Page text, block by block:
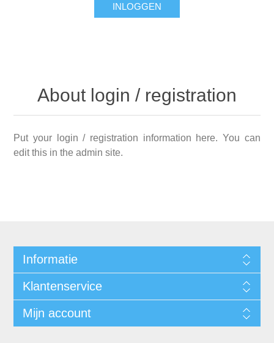
About login / registration
Put your login / registration information here. You can
edit this in the admin site.
Informatie
Klantenservice
Mijn account